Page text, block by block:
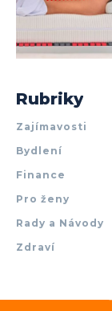
Rubriky
Zajímavosti
Bydlení
Finance
Pro ženy
Rady a Návody
Zdraví